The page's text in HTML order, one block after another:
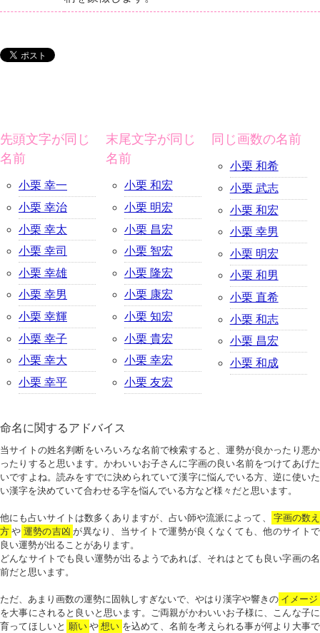
先頭文字が同じ
名前
小栗 幸一
小栗 幸治
小栗 幸太
小栗 幸司
小栗 幸雄
小栗 幸男
小栗 幸輝
小栗 幸子
小栗 幸大
小栗 幸平
末尾文字が同じ
名前
小栗 和宏
小栗 明宏
小栗 昌宏
小栗 智宏
小栗 隆宏
小栗 康宏
小栗 知宏
小栗 貴宏
小栗 幸宏
小栗 友宏
同じ画数の名前
小栗 和希
小栗 武志
小栗 和宏
小栗 幸男
小栗 明宏
小栗 和男
小栗 直希
小栗 和志
小栗 昌宏
小栗 和成
命名に関するアドバイス
当サイトの姓名判断をいろいろな名前で検索すると、運勢が良かったり悪か
ったりすると思います。かわいいお子さんに字画の良い名前をつけてあげた
いですよね。読みをすでに決められていて漢字に悩んでいる方、逆に使いた
い漢字を決めていて合わせる字を悩んでいる方など様々だと思います。
他にも占いサイトは数多くありますが、占い師や流派によって、
字画の数え
方 や 運勢の吉凶 が異なり、当サイトで運勢が良くなくても、他のサイトで
良い運勢が出ることがあります。
どんなサイトでも良い運勢が出るようであれば、それはとても良い字画の名
前だと思います。
ただ、あまり画数の運勢に固執しすぎないで、やはり漢字や響きの イメージ
を大事にされると良いと思います。ご両親がかわいいお子様に、こんな子に
育ってほしいと 願い や 想い を込めて、名前を考えられる事が何より大事で